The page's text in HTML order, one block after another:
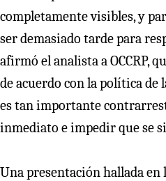
completamente visibles, y
ser demasiado tarde para
afirmó el analista a OCCRP,
de acuerdo con la política de
es tan importante
inmediato e impedir que se
Una presentación hallada